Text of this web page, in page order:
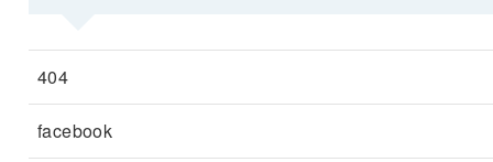
404
facebook